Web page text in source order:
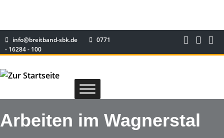
info@breitband-sbk.de
0771
- 16284 - 100
Arbeiten im Wagnerstal